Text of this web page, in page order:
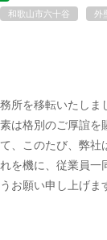
和歌山市六十谷 外
所を移転いたしま
は格別のご厚誼を
、このたび、弊社
を機に、従業員一
お願い申し上げま